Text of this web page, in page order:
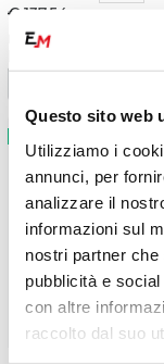
Questo sito web
Utilizziamo i
annunci, per
analizzare il
informazioni sul
nostri partner che
pubblicità e
con altre
raccolto dal suo
€ 137.54
Mousse per gomma